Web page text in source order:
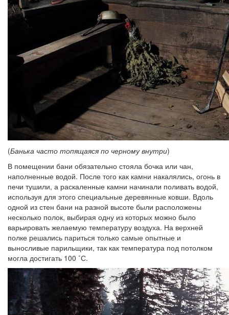
(Банька часто топящаяся по черному внутри)
В помещении бани обязательно стояла бочка или чан,
наполненные водой. После того как камни накалялись, огонь в
печи тушили, а раскаленные камни начинали поливать водой,
используя для этого специальные деревянные ковши. Вдоль
одной из стен бани на разной высоте были расположены
несколько полок, выбирая одну из которых можно было
варьировать желаемую температуру воздуха. На верхней
полке решались париться только самые опытные и
выносливые парильщики, так как температура под потолком
могла достигать 100 ˚С.